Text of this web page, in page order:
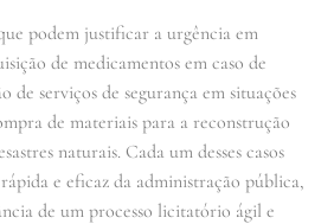
podem justificar a urgência em
de medicamentos em caso de
de serviços de segurança em situações
de materiais para a reconstrução
naturais. Cada um desses casos
e eficaz da administração pública,
de um processo licitatório ágil e